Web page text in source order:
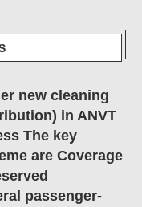
new cleaning
in ANVT
The key
are Coverage
passenger-